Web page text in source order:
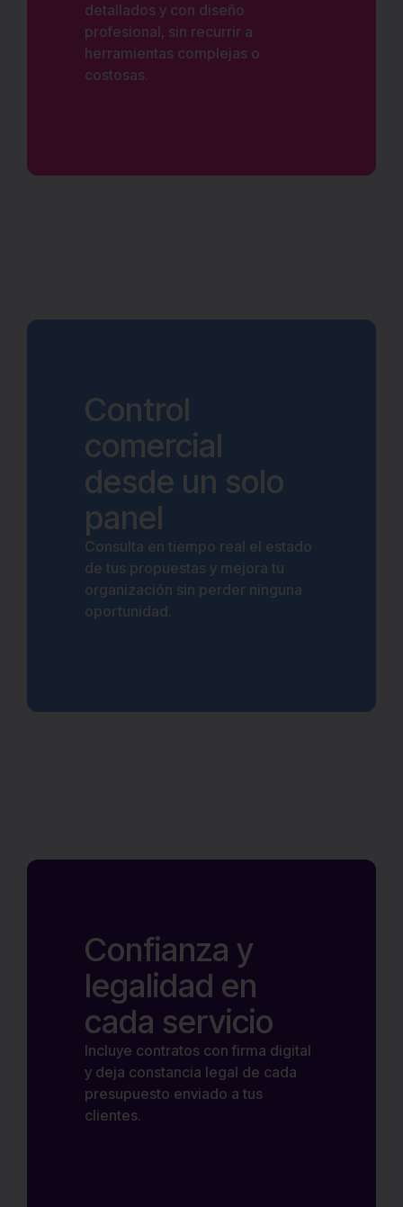
detallados y con diseño
profesional, sin recurrir a
herramientas complejas o
costosas.
Control
comercial
desde un solo
panel
Consulta en tiempo real el estado
de tus propuestas y mejora tu
organización sin perder ninguna
oportunidad.
Confianza y
legalidad en
cada servicio
Incluye contratos con firma digital
y deja constancia legal de cada
presupuesto enviado a tus
clientes.